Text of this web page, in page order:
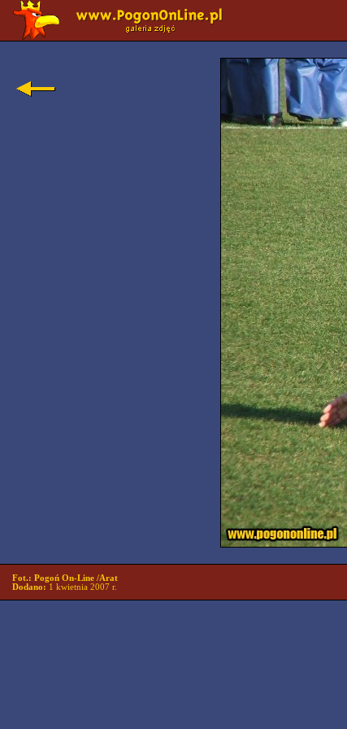
Fot.: Pogoń On-Line /Arat
Dodano: 1 kwietnia 2007 r.